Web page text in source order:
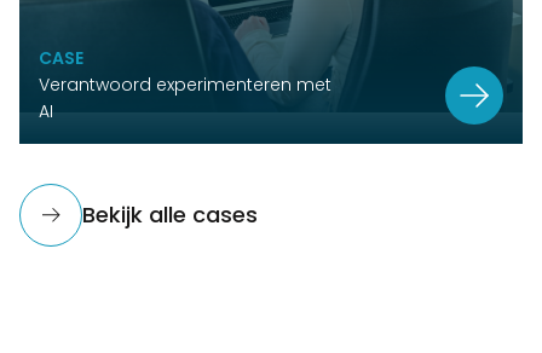
CASE
Verantwoord experimenteren met
AI
Bekijk alle cases